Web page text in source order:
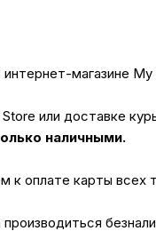
магазине
или доставке
наличными.
к оплате карты
производиться